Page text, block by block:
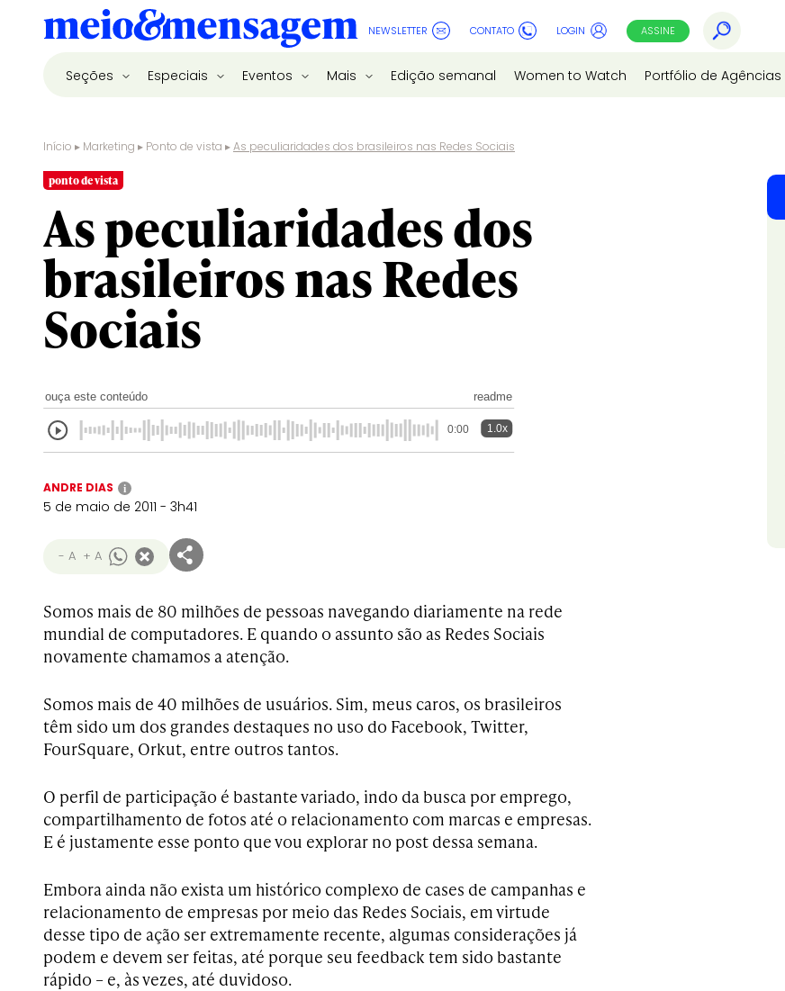
NEWSLETTER CONTATO LOGIN ASSINE
Seções Especiais Eventos Mais Edição semanal Women to Watch Portfólio de Agências
Início ▸ Marketing ▸ Ponto de vista ▸As peculiaridades dos brasileiros nas Redes Sociais
ponto de vista
As peculiaridades dos
brasileiros nas Redes
Sociais
ouça este conteúdo readme
0:00 1.0x
ANDRE DIAS i
5 de maio de 2011 - 3h41
- A + A
Somos mais de 80 milhões de pessoas navegando diariamente na rede
mundial de computadores. E quando o assunto são as Redes Sociais
novamente chamamos a atenção.
Somos mais de 40 milhões de usuários. Sim, meus caros, os brasileiros
têm sido um dos grandes destaques no uso do Facebook, Twitter,
FourSquare, Orkut, entre outros tantos.
O perfil de participação é bastante variado, indo da busca por emprego,
compartilhamento de fotos até o relacionamento com marcas e empresas.
E é justamente esse ponto que vou explorar no post dessa semana.
Embora ainda não exista um histórico complexo de cases de campanhas e
relacionamento de empresas por meio das Redes Sociais, em virtude
desse tipo de ação ser extremamente recente, algumas considerações já
podem e devem ser feitas, até porque seu feedback tem sido bastante
rápido – e, às vezes, até duvidoso.